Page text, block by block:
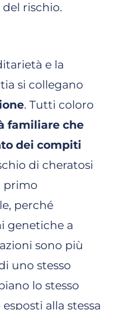
rischio.
e la
si collegano
. Tutti coloro
familiare che
dei compiti
di cheratosi
primo
perché
genetiche a
sono più
uno stesso
lo stesso
alla stessa